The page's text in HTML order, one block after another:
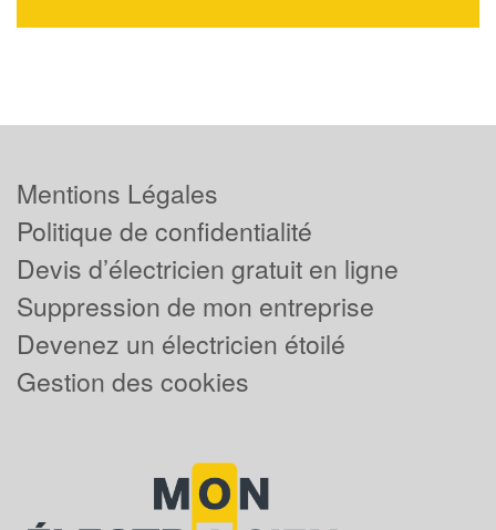
Mentions Légales
Politique de confidentialité
Devis d’électricien gratuit en ligne
Suppression de mon entreprise
Devenez un électricien étoilé
Gestion des cookies